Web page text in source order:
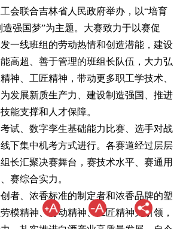
会联合吉林省人民政府举办，以“培育
强国梦”为主题。大赛致力于以赛促
一线班组的劳动热情和创造潜能，建设
高超、善于管理的班组长队伍，大力弘
神、工匠精神，带动更多职工学技术、
发展新质生产力、建设制造强国、推进
能支撑和人才保障。
试、数字孪生基础能力比赛、选手对战
下集中机考方式进行。各赛道经过层层
长汇聚决赛舞台，赛技术水平、赛通用
赛综合实力。
者、浓香标准的制定者和浓香品牌的塑
模精神、劳动精神、工匠精神为引领，